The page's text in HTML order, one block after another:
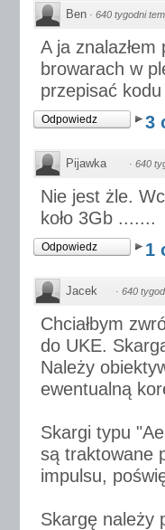
Ben · 640 tygodni
A ja
browarach w
przepisać
Odpowiedz 3
Pijawka · 640
Nie jest żle.
koło 3Gb .......
Odpowiedz 1
Jacek · 640
Chciałbym
do UKE.
Należy
ewentualną
Skargi typu
są traktowane
impulsu,
Skargę należy